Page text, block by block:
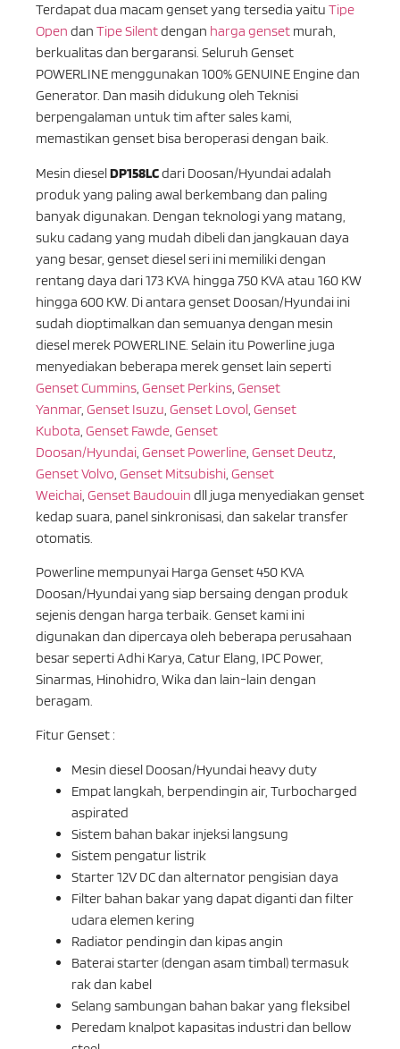
Terdapat dua macam genset yang tersedia yaitu Tipe
Open dan Tipe Silentdengan harga genset murah,
berkualitas dan bergaransi. Seluruh Genset
POWERLINE menggunakan 100% GENUINE Engine dan
Generator. Dan masih didukung oleh Teknisi
berpengalaman untuk tim after sales kami,
memastikan genset bisa beroperasi dengan baik.
Mesin dieselDP158LCdari Doosan/Hyundai adalah
produk yang paling awal berkembang dan paling
banyak digunakan. Dengan teknologi yang matang,
suku cadang yang mudah dibeli dan jangkauan daya
yang besar, genset diesel seri ini memiliki dengan
rentang daya dari 173 KVA hingga 750 KVA atau 160 KW
hingga 600 KW. Di antara genset Doosan/Hyundai ini
sudah dioptimalkan dan semuanya dengan mesin
diesel merek POWERLINE. Selain itu Powerline juga
menyediakan beberapa merek genset lain seperti
Genset Cummins Genset Perkins Genset
Yanmar, Genset Isuzu Genset Lovol Genset
Kubota Genset Fawde Genset
Doosan/Hyundai Genset Powerline Genset Deutz
Genset Volvo Genset Mitsubishi Genset
Weichai Genset Baudouin dll juga menyediakan genset
kedap suara, panel sinkronisasi, dan sakelar transfer
otomatis.
Powerline mempunyai Harga Genset 450 KVA
Doosan/Hyundai yang siap bersaing dengan produk
sejenis dengan harga terbaik. Genset kami ini
digunakan dan dipercaya oleh beberapa perusahaan
besar seperti Adhi Karya, Catur Elang, IPC Power,
Sinarmas, Hinohidro, Wika dan lain-lain dengan
beragam.
Fitur Genset :
Mesin diesel Doosan/Hyundai heavy duty
Empat langkah, berpendingin air, Turbocharged
aspirated
Sistem bahan bakar injeksi langsung
Sistem pengatur listrik
Starter 12V DC dan alternator pengisian daya
Filter bahan bakar yang dapat diganti dan filter
udara elemen kering
Radiator pendingin dan kipas angin
Baterai starter (dengan asam timbal) termasuk
rak dan kabel
Selang sambungan bahan bakar yang fleksibel
Peredam knalpot kapasitas industri dan bellow